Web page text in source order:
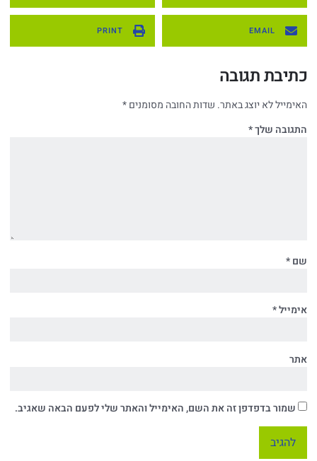
EMAIL
PRINT
כתיבת תגובה
האימייל לא יוצג באתר. שדות החובה מסומנים*
התגובה שלך*
שם*
אימייל*
אתר
שמור בדפדפן זה את השם, האימייל והאתר שלי לפעם הבאה שאגיב.